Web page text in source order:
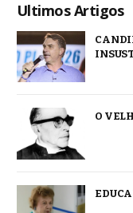
Ultimos Artigos
O